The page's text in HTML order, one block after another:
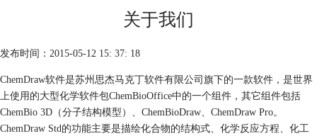
关于我们
发布时间：2015-05-12 15: 37: 18
ChemDraw软件是苏州思杰马克丁软件有限公司旗下的一款软件，是世界
上使用的大型化学软件包ChemBioOffice中的一个组件，其它组件包括
ChemBio 3D（分子结构模型）、ChemBioDraw、ChemDraw Pro。
ChemDraw Std的功能主要是描绘化合物的结构式、化学反应方程、化工